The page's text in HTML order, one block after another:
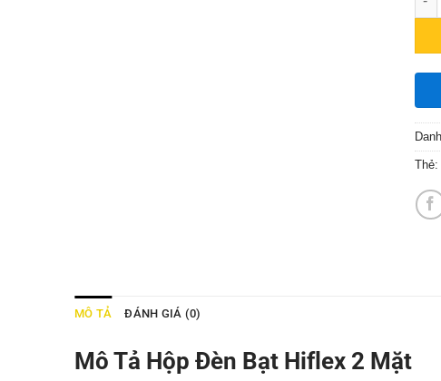
Thẻ:
MÔ TẢ ĐÁNH GIÁ (0)
Mô Tả Hộp Đèn Bạt Hiflex 2 Mặt